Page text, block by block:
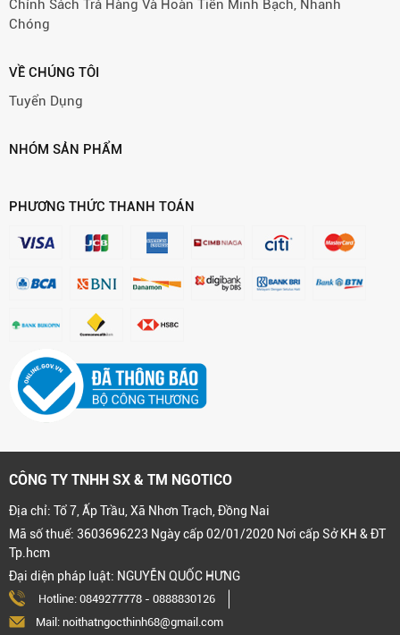
Chính Sách Trả Hàng Và Hoàn Tiền Minh Bạch, Nhanh
Chóng
VỀ CHÚNG TÔI
Tuyển Dụng
NHÓM SẢN PHẨM
PHƯƠNG THỨC THANH TOÁN
CÔNG TY TNHH SX & TM NGOTICO
Địa chỉ: Tổ 7, Ấp Trầu, Xã Nhơn Trạch, Đồng Nai
Mã số thuế: 3603696223 Ngày cấp 02/01/2020 Nơi cấp Sở KH & ĐT
Tp.hcm
Đại diện pháp luật: NGUYỄN QUỐC HƯNG
Hotline: 0849277778 - 0888830126
Mail: noithatngocthinh68@gmail.com